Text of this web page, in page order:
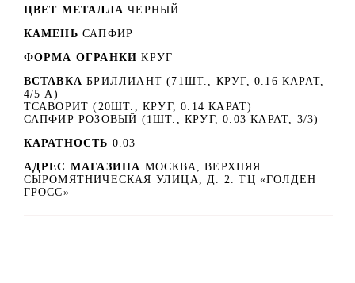
ЦВЕТ МЕТАЛЛА ЧЕРНЫЙ
КАМЕНЬ САПФИР
ФОРМА ОГРАНКИ КРУГ
ВСТАВКА БРИЛЛИАНТ (71ШТ., КРУГ, 0.16 КАРАТ,
4/5 А)
ТСАВОРИТ (20ШТ., КРУГ, 0.14 КАРАТ)
САПФИР РОЗОВЫЙ (1ШТ., КРУГ, 0.03 КАРАТ, 3/3)
КАРАТНОСТЬ 0.03
АДРЕС МАГАЗИНА МОСКВА, ВЕРХНЯЯ
СЫРОМЯТНИЧЕСКАЯ УЛИЦА, Д. 2. ТЦ «ГОЛДЕН
ГРОСС»